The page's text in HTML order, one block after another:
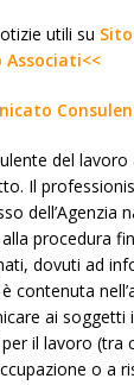
utili su
Associati<<
del
Il
dell’Agenzia
procedura
dovuti ad
contenuta
ai soggetti
il lavoro (tra
o a